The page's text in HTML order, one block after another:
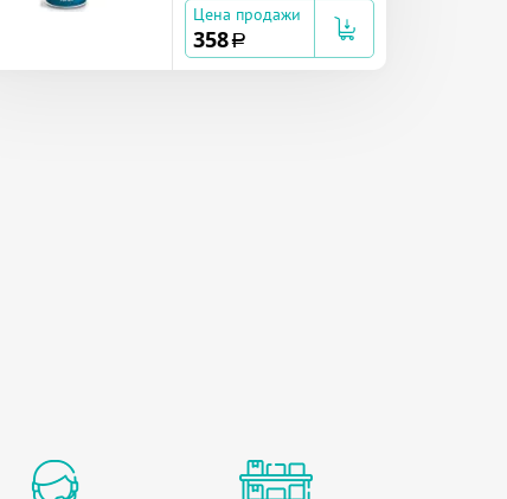
Цена продажи
358a